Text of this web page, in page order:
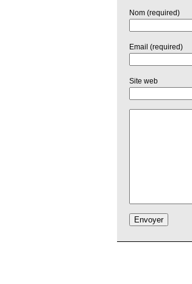
Nom (required)
Email (required)
Site web